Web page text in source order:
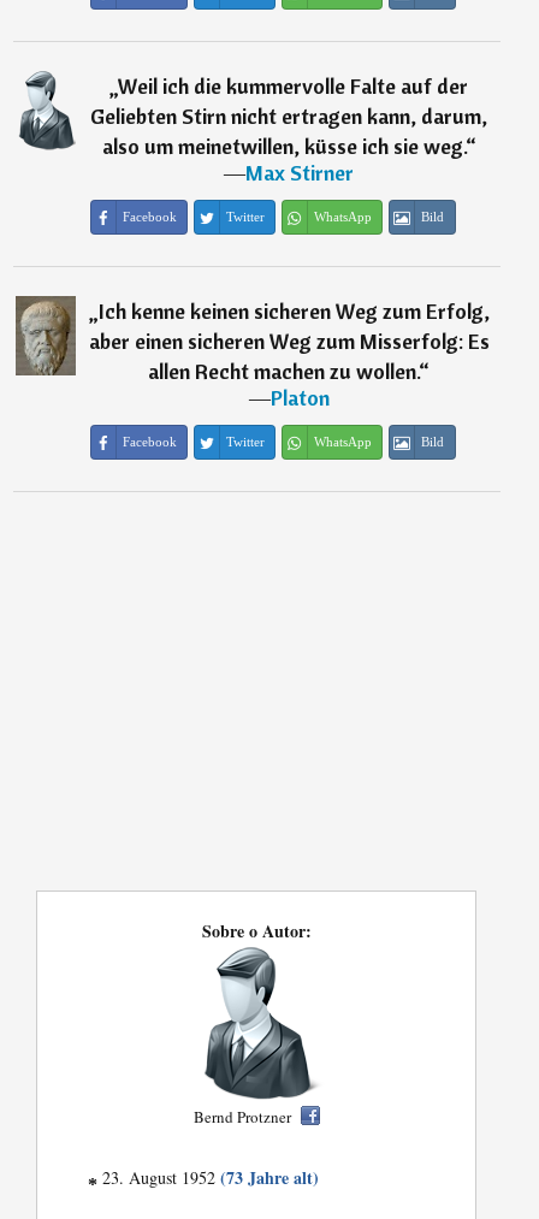
„Weil ich die kummervolle Falte auf der
Geliebten Stirn nicht ertragen kann, darum,
also um meinetwillen, küsse ich sie weg.“
―Max Stirner
Facebook Twitter WhatsApp Bild
„Ich kenne keinen sicheren Weg zum Erfolg,
aber einen sicheren Weg zum Misserfolg: Es
allen Recht machen zu wollen.“
―Platon
Facebook Twitter WhatsApp Bild
Sobre o Autor:
Bernd Protzner
* 23. August 1952(73 Jahre alt)